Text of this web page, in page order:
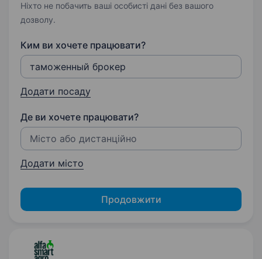
Ніхто не побачить ваші особисті дані без вашого
дозволу.
Ким ви хочете працювати?
Додати посаду
Де ви хочете працювати?
Додати місто
Продовжити